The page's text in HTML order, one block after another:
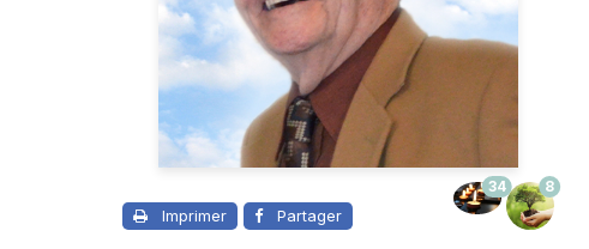
Imprimer Partager
34 8